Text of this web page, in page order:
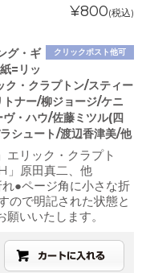
¥800(税込)
クリックポスト他可
グ・ギ
=リッ
ク・クラプトン/スティー
ナー/柳ジョージ/ケニ
・ハウ/佐藤ミツル(四
シュート/渡辺香津美/他
エリック・クラプト
」原田真二、他
●ページ角に小さな折
ので明記された状態と
いいたします。